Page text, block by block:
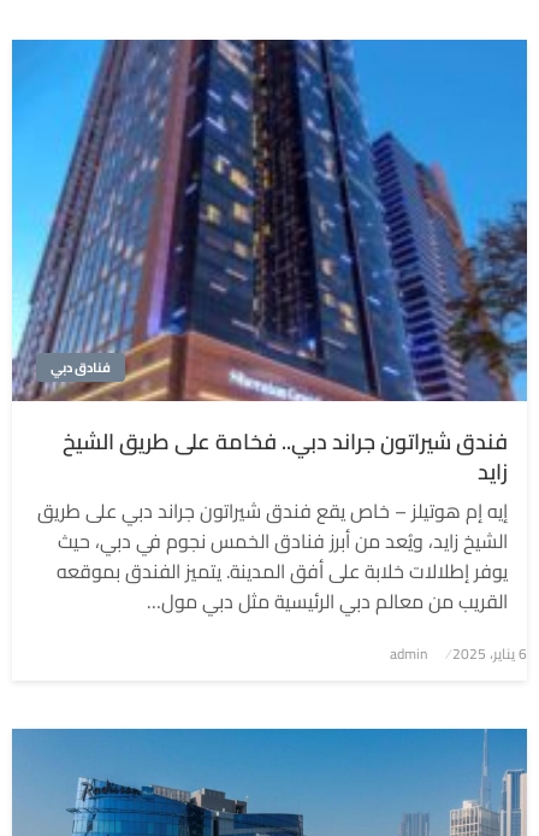
فنادق دبي
فندق شيراتون جراند دبي.. فخامة على طريق الشيخ
زايد
إيه إم هوتيلز – خاص يقع فندق شيراتون جراند دبي على طريق
الشيخ زايد، ويُعد من أبرز فنادق الخمس نجوم في دبي، حيث
يوفر إطلالات خلابة على أفق المدينة. يتميز الفندق بموقعه
القريب من معالم دبي الرئيسية مثل دبي مول…
نُشر
في6 يناير، 2025 admin